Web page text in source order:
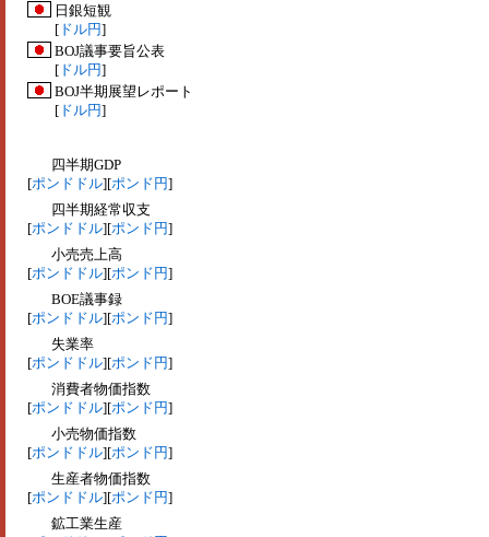
日銀短観
[ ドル円]
BOJ議事要旨公表
[ ドル円]
BOJ半期展望レポート
[ ドル円]
四半期GDP
[ポンドドル][ポンド円]
四半期経常収支
[ポンドドル][ポンド円]
小売売上高
[ポンドドル][ポンド円]
BOE議事録
[ポンドドル][ポンド円]
失業率
[ポンドドル][ポンド円]
消費者物価指数
[ポンドドル][ポンド円]
小売物価指数
[ポンドドル][ポンド円]
生産者物価指数
[ポンドドル][ポンド円]
鉱工業生産